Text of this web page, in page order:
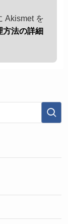
Akismet を
方法の詳細